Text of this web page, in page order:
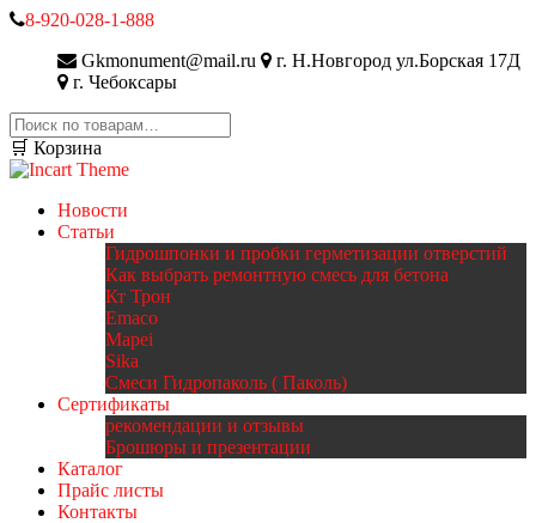
8-920-028-1-888
Gkmonument@mail.ru
г. Н.Новгород ул.Борская 17Д
г. Чебоксары
Искать:
🛒 Корзина
Новости
Статьи
Гидрошпонки и пробки герметизации отверстий
Как выбрать ремонтную смесь для бетона
Кт Трон
Emaco
Mapei
Sika
Смеси Гидропаколь ( Паколь)
Сертификаты
рекомендации и отзывы
Брошюры и презентации
Каталог
Прайс листы
Контакты